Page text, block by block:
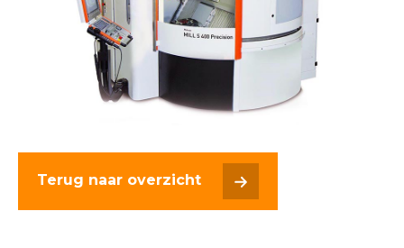
Terug naar overzicht